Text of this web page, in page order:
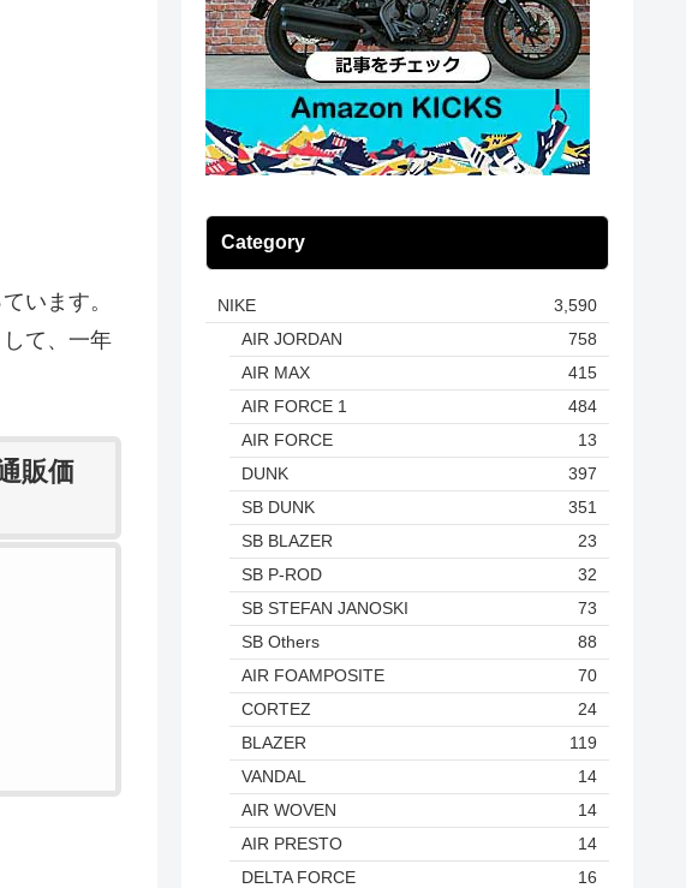
います。
て、一年
販価
Category
NIKE
3,590
AIR JORDAN
758
AIR MAX
415
AIR FORCE 1
484
AIR FORCE
13
DUNK
397
SB DUNK
351
SB BLAZER
23
SB P-ROD
32
SB STEFAN JANOSKI
73
SB Others
88
AIR FOAMPOSITE
70
CORTEZ
24
BLAZER
119
VANDAL
14
AIR WOVEN
14
AIR PRESTO
14
DELTA FORCE
16